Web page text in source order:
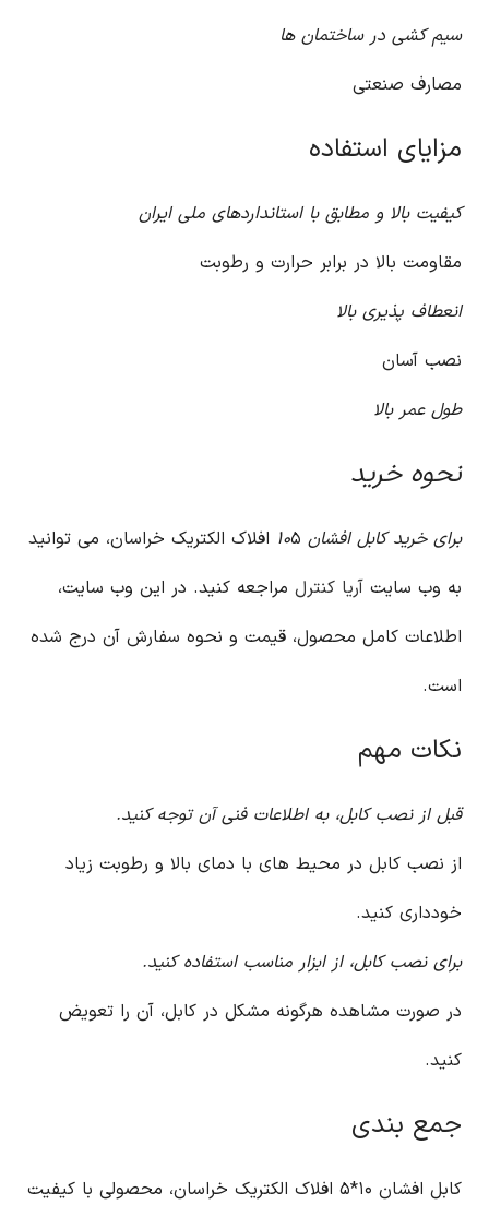
سیم کشی در ساختمان ها
مصارف صنعتی
مزایای استفاده
کیفیت بالا و مطابق با استانداردهای ملی ایران
مقاومت بالا در برابر حرارت و رطوبت
انعطاف پذیری بالا
نصب آسان
طول عمر بالا
نحوه خرید
برای خرید کابل افشان ۱۰
۵ افلاک الکتریک خراسان، می توانید
به وب سایت آریا کنترل مراجعه کنید. در این وب سایت،
اطلاعات کامل محصول، قیمت و نحوه سفارش آن درج شده
است.
نکات مهم
قبل از نصب کابل، به اطلاعات فنی آن توجه کنید.
از نصب کابل در محیط های با دمای بالا و رطوبت زیاد
خودداری کنید.
برای نصب کابل، از ابزار مناسب استفاده کنید.
در صورت مشاهده هرگونه مشکل در کابل، آن را تعویض
کنید.
جمع بندی
کابل افشان ۱۰*۵ افلاک الکتریک خراسان، محصولی با کیفیت